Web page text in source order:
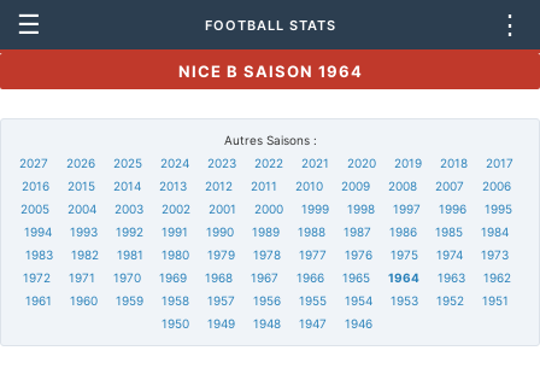
☰ FOOTBALL STATS ⋮
NICE B SAISON 1964
Autres Saisons :
2027
2026 2025 2024 2023 2022 2021 2020 2019 2018
2017
2016
2015 2014 2013 2012 2011 2010 2009 2008 2007
2006
2005
2004 2003 2002 2001 2000 1999 1998 1997 1996
1995
1994
1993 1992 1991 1990 1989 1988 1987 1986 1985
1984
1983
1982 1981 1980 1979 1978 1977 1976 1975 1974
1973
1972
1971 1970 1969 1968 1967 1966 1965 1964 1963
1962
1961
1960 1959 1958 1957 1956 1955 1954 1953 1952
1951
1950
1949 1948 1947 1946